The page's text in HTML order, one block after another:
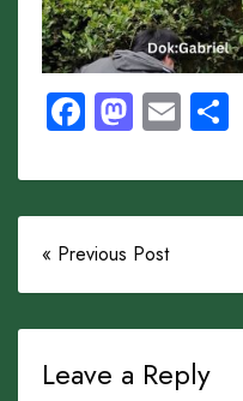
Facebook
Email
« Previous Post
Leave a Reply